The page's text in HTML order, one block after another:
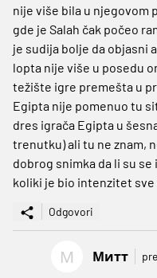
nije više bila u njegovom
gde je Salah čak počeo
je sudija bolje da objasni
lopta nije više u posedu
težište igre premešta u
Egipta nije pomenuo tu
dres igrača Egipta u
trenutku) ali tu ne znam,
dobrog snimka da li su
koliki je bio intenzitet sve
Odgovori
М Митт